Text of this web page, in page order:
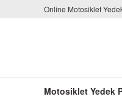
Online Motosiklet
Motosiklet Yedek